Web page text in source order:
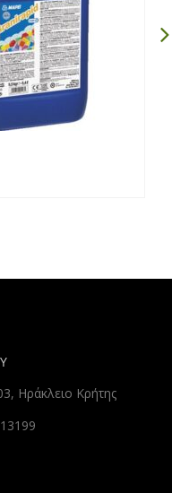
Ηράκλειο Κρήτης